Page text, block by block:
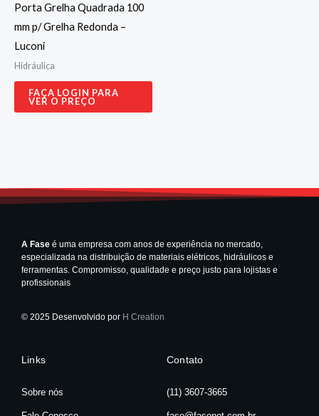
Porta Grelha Quadrada 100
mm p/ Grelha Redonda –
Luconi
Hidráulica
FAÇA LOGIN PARA
VER O PREÇO
A Fase é uma empresa com anos de experiência no mercado,
especializada na distribuição de materiais elétricos, hidráulicos e
ferramentas. Compromisso, qualidade e preço justo para lojistas e
profissionais
© 2025 Desenvolvido por H Creation
Links
Sobre nós
Contato
(11) 3607-3665